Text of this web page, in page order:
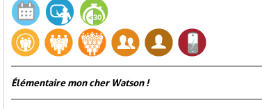
Élémentaire mon cher Watson !